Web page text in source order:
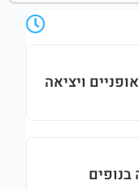
ויציאה